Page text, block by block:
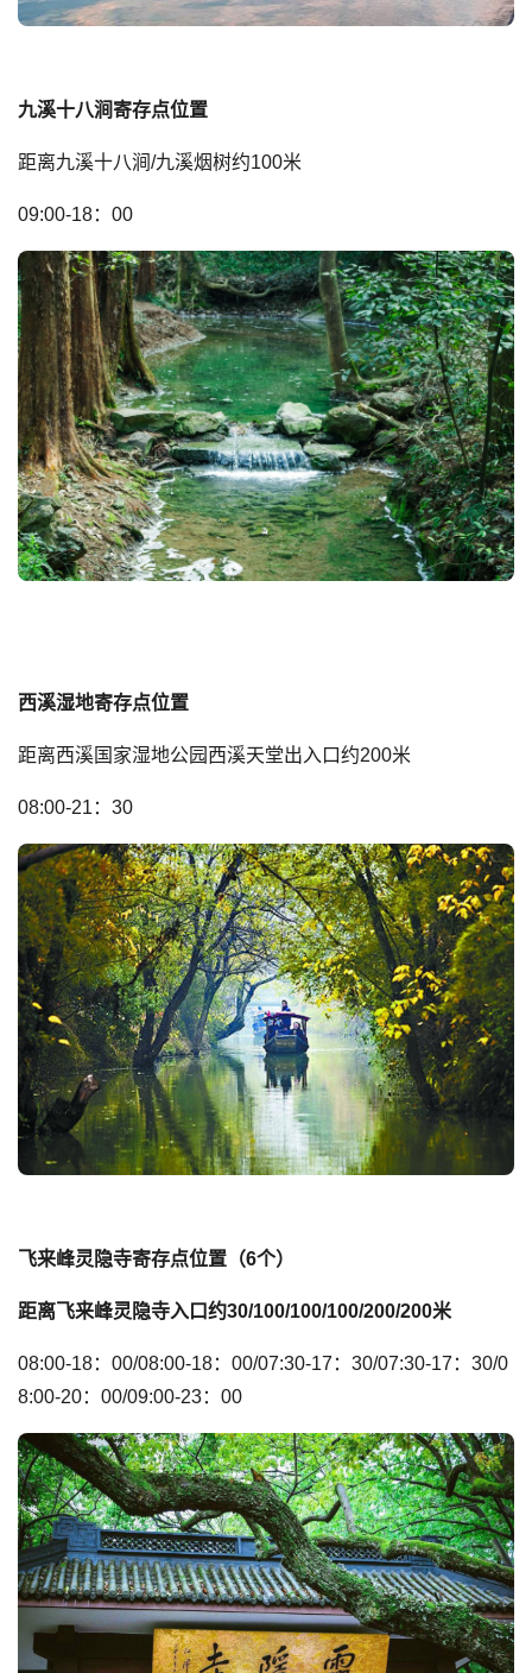
九溪十八涧寄存点位置
距离九溪十八涧/九溪烟树约100米
09:00-18：00
西溪湿地寄存点位置
距离西溪国家湿地公园西溪天堂出入口约200米
08:00-21：30
飞来峰灵隐寺寄存点位置（6个）
距离飞来峰灵隐寺入口约30/100/100/100/200/200米
08:00-18：00/08:00-18：00/07:30-17：30/07:30-17：30/0
8:00-20：00/09:00-23：00